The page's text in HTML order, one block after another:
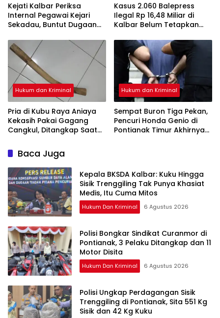
Kejati Kalbar Periksa
Internal Pegawai Kejari
Sekadau, Buntut Dugaan
Kasus 2.060 Balepress
Ilegal Rp 16,48 Miliar di
Kalbar Belum Tetapkan
Sudah Diperiksa
Hukum dan Kriminal
Pria di Kubu Raya Aniaya
Kekasih Pakai Gagang
Cangkul, Ditangkap Saat
Hukum dan Kriminal
Sempat Buron Tiga Pekan,
Pencuri Honda Genio di
Pontianak Timur Akhirnya
Baca Juga
Kepala BKSDA Kalbar: Kuku Hingga
Sisik Trenggiling Tak Punya Khasiat
Medis, Itu Cuma Mitos
Hukum Dan Kriminal 6 Agustus 2026
Polisi Bongkar Sindikat Curanmor di
Pontianak, 3 Pelaku Ditangkap dan 11
Motor Disita
Hukum Dan Kriminal 6 Agustus 2026
Polisi Ungkap Perdagangan Sisik
Trenggiling di Pontianak, Sita 551 Kg
Sisik dan 42 Kg Kuku